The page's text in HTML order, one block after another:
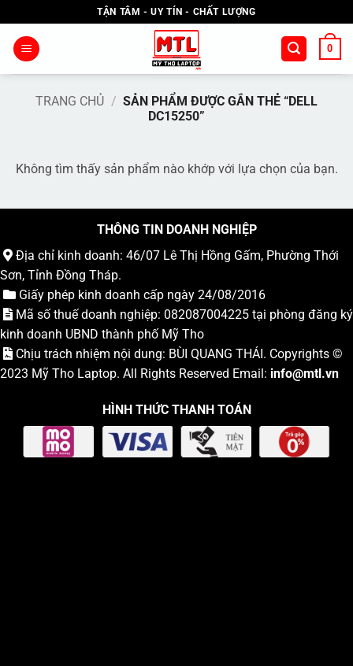
qua
nội
TẬN TÂM - UY TÍN - CHẤT LƯỢNG
0
TRANG CHỦ / SẢN PHẨM ĐƯỢC GẮN THẺ “DELL
DC15250”
Không tìm thấy sản phẩm nào khớp với lựa chọn của bạn.
THÔNG TIN DOANH NGHIỆP
Địa chỉ kinh doanh: 46/07 Lê Thị Hồng Gấm, Phường Thới
Sơn, Tỉnh Đồng Tháp.
Giấy phép kinh doanh cấp ngày 24/08/2016
Mã số thuế doanh nghiệp: 082087004225 tại phòng đăng ký
kinh doanh UBND thành phố Mỹ Tho
Chịu trách nhiệm nội dung: BÙI QUANG THÁI. Copyrights ©
2023 Mỹ Tho Laptop. All Rights Reserved Email: info@mtl.vn
HÌNH THỨC THANH TOÁN